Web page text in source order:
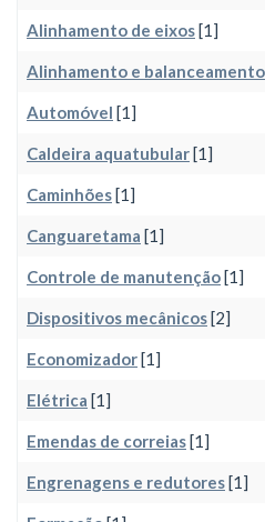
Alinhamento de eixos[1]
Alinhamento e balanceamento
Automóvel [1]
Caldeira aquatubular[1]
Caminhões[1]
Canguaretama [1]
Controle de manutenção[1]
Dispositivos mecânicos[2]
Economizador[1]
Elétrica [1]
Emendas de correias[1]
Engrenagens e redutores[1]